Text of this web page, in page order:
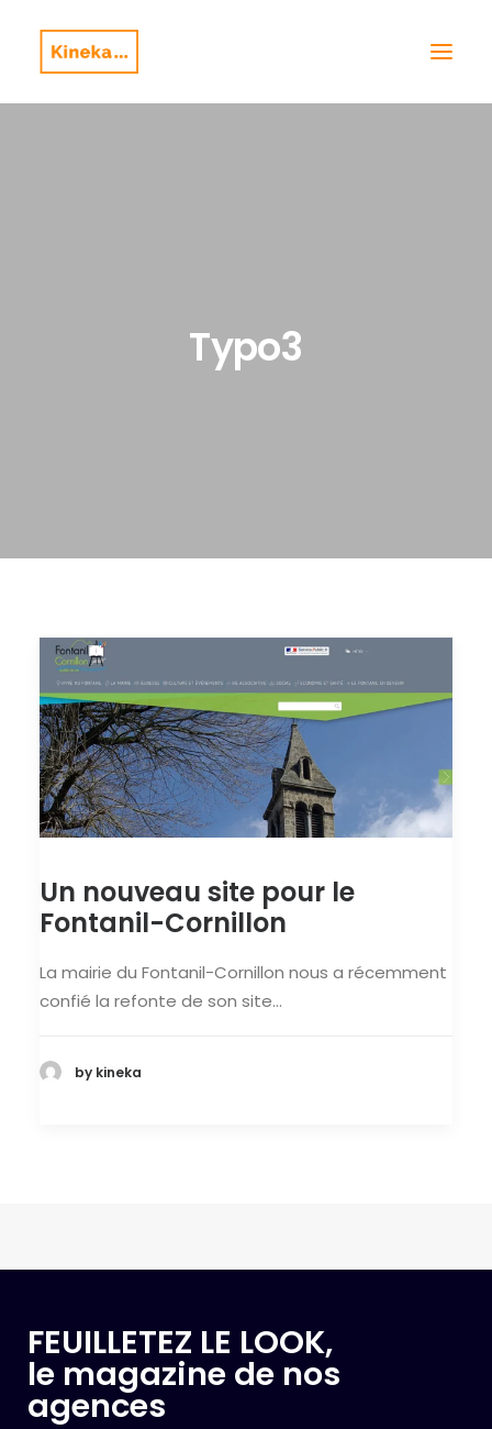
Typo3
Un nouveau site pour le
Fontanil-Cornillon
La mairie du Fontanil-Cornillon nous a récemment
confié la refonte de son site…
by kineka
FEUILLETEZ LE LOOK,
le magazine de nos
agences